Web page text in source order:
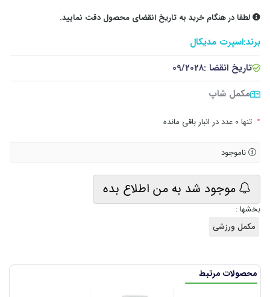
لطفا در هنگام خرید به تاریخ انقضای محصول دقت نمایید.
برند:اسپرت مدیکال
تاریخ انقضا :09/2028
مکمل شاپ
• تنها 0 عدد در انبار باقی مانده
ناموجود
موجود شد به من اطلاع بده
بخشها :
مکمل ورزشی
محصولات مرتبط